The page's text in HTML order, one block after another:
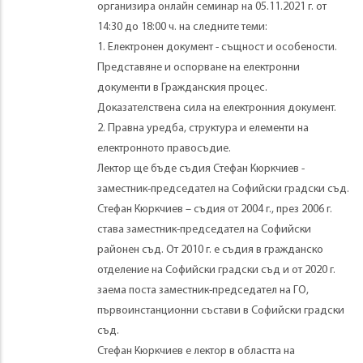
организира онлайн семинар на 05.11.2021 г. от
14:30 до 18:00 ч. на следните теми:
1. Електронен документ - същност и особености.
Представяне и оспорване на електронни
документи в Гражданския процес.
Доказателствена сила на електронния документ.
2. Правна уредба, структура и елементи на
електронното правосъдие.
Лектор ще бъде съдия Стефан Кюркчиев -
заместник-председател на Софийски градски съд.
Стефан Кюркчиев – съдия от 2004 г., през 2006 г.
става заместник-председател на Софийски
районен съд. От 2010 г. е съдия в гражданско
отделение на Софийски градски съд и от 2020 г.
заема поста заместник-председател на ГО,
първоинстанционни състави в Софийски градски
съд.
Стефан Кюркчиев е лектор в областта на